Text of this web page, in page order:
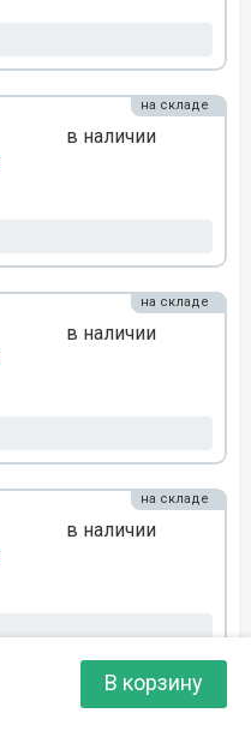
в наличии
на складе
в наличии
на складе
в наличии
на складе
на складе
В корзину